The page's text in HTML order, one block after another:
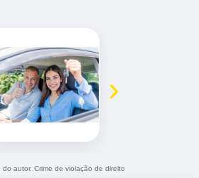
›
autor. Crime de violação de direito